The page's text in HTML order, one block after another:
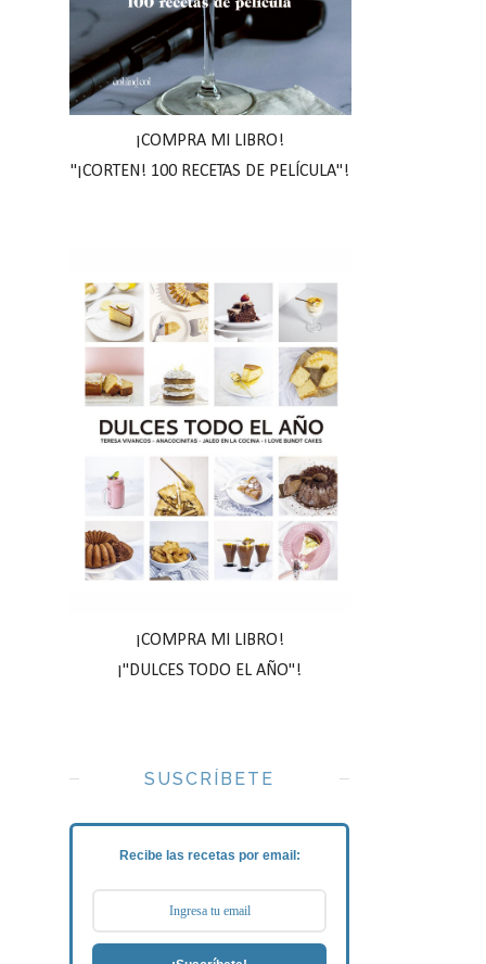
¡COMPRA MI LIBRO!
"¡CORTEN! 100 RECETAS DE PELÍCULA"!
¡COMPRA MI LIBRO!
¡"DULCES TODO EL AÑO"!
SUSCRÍBETE
Recibe las recetas por email: